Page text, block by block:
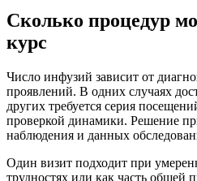
Сколько процедур
курс
Число инфузий зависит от
проявлений. В одних случаях
других требуется серия
проверкой динамики. Решение
наблюдения и данных
Один визит подходит при
трудностях или как часть общей